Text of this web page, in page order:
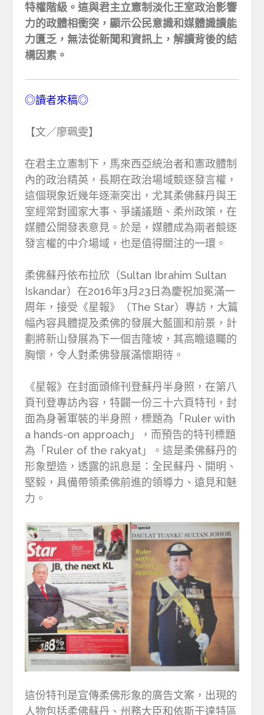
特權階級。這與君主立憲制淡化王室政治影響
力的政體相衝突，顯示公民意識和媒體識讀能
力匱乏，無法從新聞和資訊上，解讀背後的結
構因素。
◎讀者來稿◎
【文／廖珮雯】
在君主立憲制下，馬來西亞統治者和憲政體制
內的政治精英，長期在政治場域競逐發言權，
這個現象近幾年逐漸突出，尤其柔佛蘇丹與王
室經常對國家大事、爭議議題、柔州政策，在
媒體公開發表意見。於是，媒體成為兩者競逐
發言權的中介場域，也是值得關注的一環。
柔佛蘇丹依布拉欣（Sultan Ibrahim Sultan
Iskandar）在2016年3月23日為慶祝加冕滿一
周年，接受《星報》（The Star）專訪，大篇
幅內容具體提及柔佛的發展大藍圖和前景，計
劃將新山發展為下一個吉隆坡，其高瞻遠矚的
胸懷，令人對柔佛發展滿懷期待。
《星報》在封面頭條刊登蘇丹半身照，在第八
頁刊登專訪內容，特闢一份三十六頁特刊，封
面為身著軍裝的半身照，標題為「Ruler with
a hands-on approach」，而預告的特刊標題
為「Ruler of the rakyat」。這是柔佛蘇丹的
形象塑造，透露的訊息是：全民蘇丹、開明、
堅毅，具備帶領柔佛前進的領導力、遠見和魅
力。
這份特刊是宣傳柔佛形象的廣告文案，出現的
人物包括柔佛蘇丹、州務大臣和依斯干達特區